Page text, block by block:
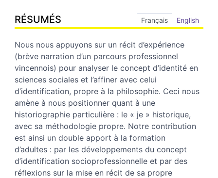
RÉSUMÉS Français English
Nous nous appuyons sur un récit d’expérience
(brève narration d’un parcours professionnel
vincennois) pour analyser le concept d’identité en
sciences sociales et l’affiner avec celui
d’identification, propre à la philosophie. Ceci nous
amène à nous positionner quant à une
historiographie particulière : le « je » historique,
avec sa méthodologie propre. Notre contribution
est ainsi un double apport à la formation
d’adultes : par les développements du concept
d’identification socioprofessionnelle et par des
réflexions sur la mise en récit de sa propre